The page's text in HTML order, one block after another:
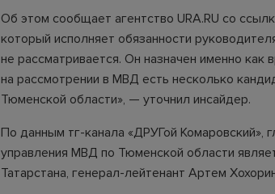
Об этом сообщает агентство URA.RU со
который исполняет обязанности
не рассматривается. Он назначен именно как
на рассмотрении в МВД есть несколько
Тюменской области», — уточнил инсайдер.
По данным тг-канала «ДРУГой Комаровский»,
управления МВД по Тюменской области
Татарстана, генерал-лейтенант Артем